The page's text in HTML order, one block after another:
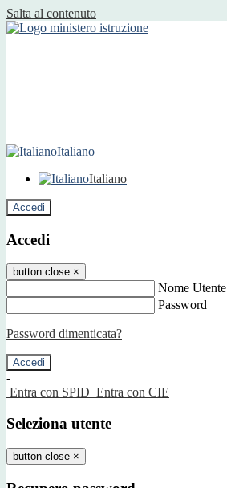
Salta al contenuto
Italiano
Italiano
Accedi
Accedi
button close ×
Nome Utente
Password
Password dimenticata?
-
Entra con SPID Entra con CIE
Seleziona utente
button close ×